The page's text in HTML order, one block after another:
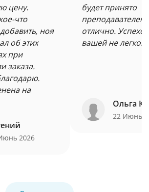
цену.
что
ноя
об этих
при
заказа.
на
2026
будет принято
преподавателем
отлично.
вашей не легкой
Ольга
22 Июнь